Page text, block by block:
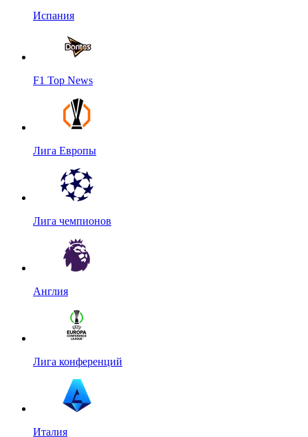
Испания
F1 Top News
Лига Европы
Лига чемпионов
Англия
Лига конференций
Италия